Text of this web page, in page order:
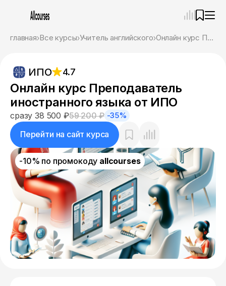
главная Все курсы Учитель английского Онлайн курс Преподаватель иностранного языка от ИПО
ИПО 4.7
Онлайн курс Преподаватель
иностранного языка от ИПО
сразу 38 500 ₽59 200 ₽ -35%
Перейти на сайт курса
-10% по промокоду allcourses
Привет! Я Ваш карьерный навигатор. Подберу
курсы, которые соответствует именно вашим
целям.
Пожалуйста, ответьте на несколько вопросов,
чтобы начать.
Приступим?